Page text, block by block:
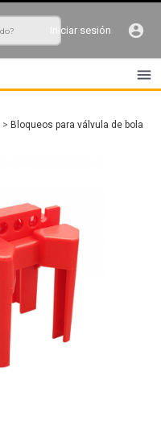
Iniciar sesión account_circle
menu
> Bloqueos para válvula de bola